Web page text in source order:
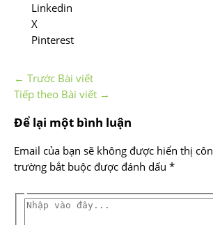
Linkedin
X
Pinterest
← Trước Bài viết
Tiếp theo Bài viết →
Để lại một bình luận
Email của bạn sẽ không được hiển thị
trường bắt buộc được đánh dấu *